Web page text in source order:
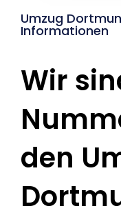
Umzug
Informationen
Wir
den